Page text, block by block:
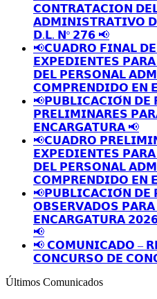
𝗖𝗢𝗡𝗧𝗥𝗔𝗧𝗔𝗖𝗜𝗢𝗡
𝗔𝗗𝗠𝗜𝗡𝗜𝗦𝗧𝗥𝗔𝗧𝗜𝗩𝗢
𝗗.𝗟. 𝗡º 𝟮𝟳𝟲 📢
📢𝗖𝗨𝗔𝗗𝗥𝗢 𝗙𝗜𝗡𝗔𝗟
𝗘𝗫𝗣𝗘𝗗𝗜𝗘𝗡𝗧𝗘𝗦
𝗗𝗘𝗟 𝗣𝗘𝗥𝗦𝗢𝗡𝗔𝗟
𝗖𝗢𝗠𝗣𝗥𝗘𝗡𝗗𝗜𝗗𝗢 𝗘𝗡
📢𝗣𝗨𝗕𝗟𝗜𝗖𝗔𝗖𝗜𝗢́𝗡
𝗣𝗥𝗘𝗟𝗜𝗠𝗜𝗡𝗔𝗥𝗘𝗦
𝗘𝗡𝗖𝗔𝗥𝗚𝗔𝗧𝗨𝗥𝗔 📢
📢𝗖𝗨𝗔𝗗𝗥𝗢
𝗘𝗫𝗣𝗘𝗗𝗜𝗘𝗡𝗧𝗘𝗦
𝗗𝗘𝗟 𝗣𝗘𝗥𝗦𝗢𝗡𝗔𝗟
𝗖𝗢𝗠𝗣𝗥𝗘𝗡𝗗𝗜𝗗𝗢 𝗘𝗡
📢𝗣𝗨𝗕𝗟𝗜𝗖𝗔𝗖𝗜𝗢́𝗡
𝗢𝗕𝗦𝗘𝗥𝗩𝗔𝗗𝗢𝗦 𝗣𝗔𝗥𝗔
𝗘𝗡𝗖𝗔𝗥𝗚𝗔𝗧𝗨𝗥𝗔
📢
📢 𝗖𝗢𝗠𝗨𝗡𝗜𝗖𝗔𝗗𝗢 –
𝗖𝗢𝗡𝗖𝗨𝗥𝗦𝗢 𝗗𝗘
Últimos Comunicados